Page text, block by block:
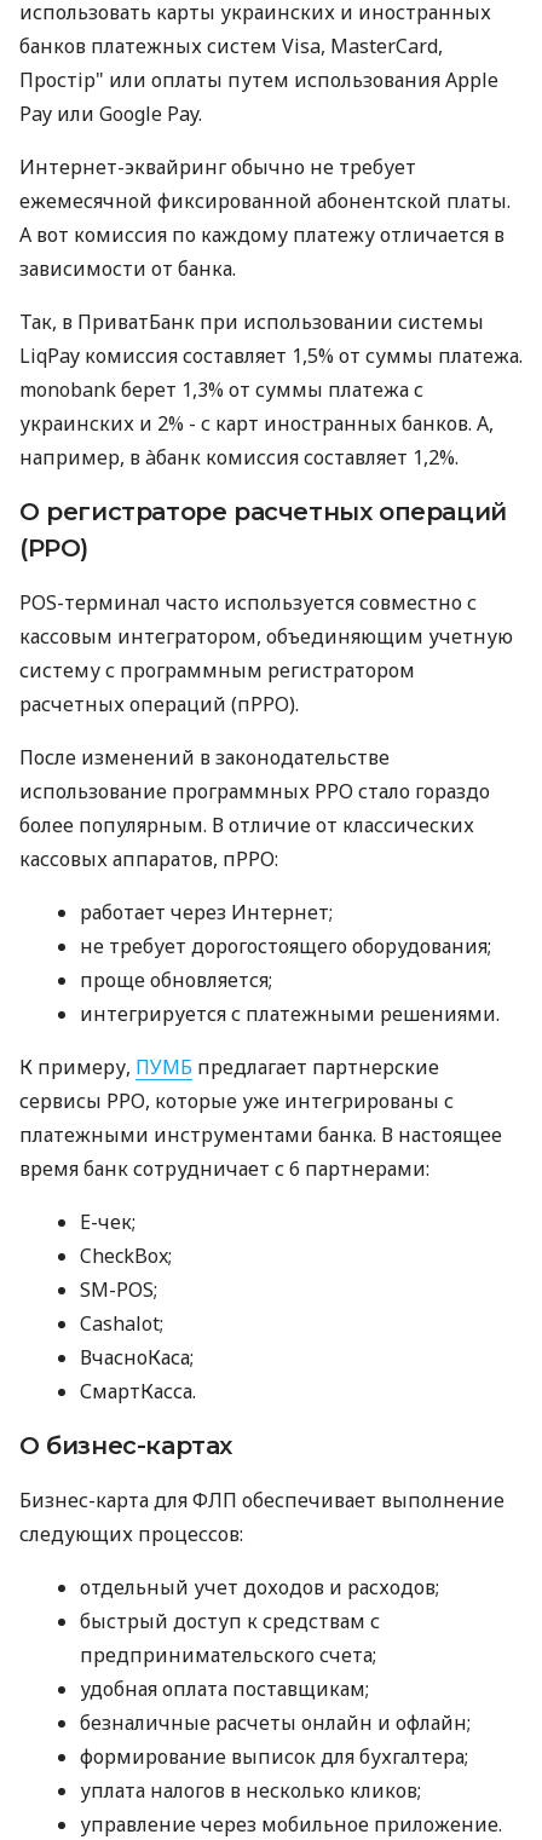
использовать карты украинских и иностранных
банков платежных систем Visa, MasterCard,
Простір" или оплаты путем использования Apple
Pay или Google Pay.
Интернет-эквайринг обычно не требует
ежемесячной фиксированной абонентской платы.
А вот комиссия по каждому платежу отличается в
зависимости от банка.
Так, в ПриватБанк при использовании системы
LiqPay комиссия составляет 1,5% от суммы платежа.
monobank берет 1,3% от суммы платежа с
украинских и 2% - с карт иностранных банков. А,
например, в àбанк комиссия составляет 1,2%.
О регистраторе расчетных операций
(РРО)
POS-терминал часто используется совместно с
кассовым интегратором, объединяющим учетную
систему с программным регистратором
расчетных операций (пРРО).
После изменений в законодательстве
использование программных РРО стало гораздо
более популярным. В отличие от классических
кассовых аппаратов, пРРО:
работает через Интернет;
не требует дорогостоящего оборудования;
проще обновляется;
интегрируется с платежными решениями.
К примеру, ПУМБ предлагает партнерские
сервисы РРО, которые уже интегрированы с
платежными инструментами банка. В настоящее
время банк сотрудничает с 6 партнерами:
E-чек;
CheckBox;
SM-POS;
Cashalot;
ВчасноКаса;
СмартКасса.
О бизнес-картах
Бизнес-карта для ФЛП обеспечивает выполнение
следующих процессов:
отдельный учет доходов и расходов;
быстрый доступ к средствам с
предпринимательского счета;
удобная оплата поставщикам;
безналичные расчеты онлайн и офлайн;
формирование выписок для бухгалтера;
уплата налогов в несколько кликов;
управление через мобильное приложение.